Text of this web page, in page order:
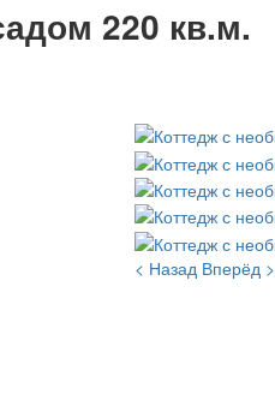
220 кв.м.
< Назад Вперёд >